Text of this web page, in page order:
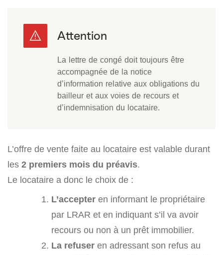
La lettre de congé doit toujours être
accompagnée de la notice
d’information relative aux obligations du
bailleur et aux voies de recours et
d’indemnisation du locataire.
L’offre de vente faite au locataire est valable durant
les 2 premiers mois du préavis.
Le locataire a donc le choix de :
L’accepter en informant le propriétaire
par LRAR et en indiquant s’il va avoir
recours ou non à un prêt immobilier.
La refuser en adressant son refus au